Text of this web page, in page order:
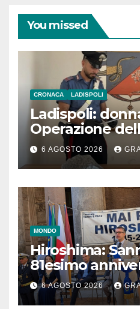
You missed
CRONACA LADISPOLI
Ladispoli:
Operazione
6 AGOSTO 2026
MONDO
Hiroshima:
81esimo
monito per
6 AGOSTO 2026